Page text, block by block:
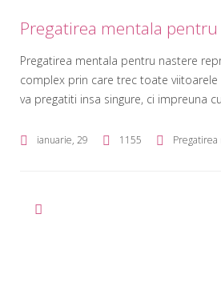
Pregatirea mentala
Pregatirea mentala pentru nastere
complex prin care trec toate
va pregatiti insa singure, ci impreuna
noutate ce apare. Este normal sa
ianuarie, 29 1155 Pregatirea